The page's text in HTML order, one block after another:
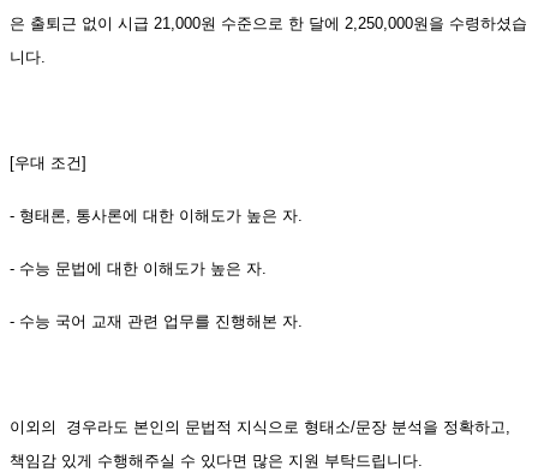
은 출퇴근 없이 시급 21,000원 수준으로 한 달에 2,250,000원을 수령하셨습
니다.
[우대 조건]
- 형태론, 통사론에 대한 이해도가 높은 자.
- 수능 문법에 대한 이해도가 높은 자.
- 수능 국어 교재 관련 업무를 진행해본 자.
이외의 경우라도 본인의 문법적 지식으로 형태소/문장 분석을 정확하고,
책임감 있게 수행해주실 수 있다면 많은 지원 부탁드립니다.